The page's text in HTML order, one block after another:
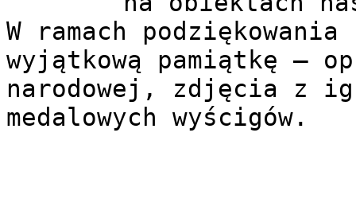
W ramach
wyjątkową pamiątkę –
narodowej, zdjęcia z
medalowych wyścigów.